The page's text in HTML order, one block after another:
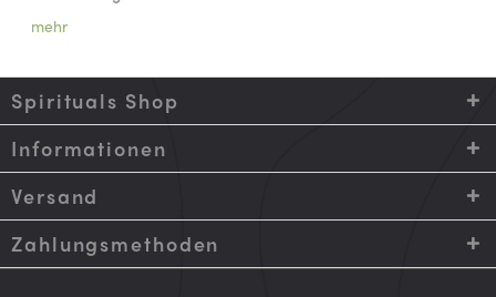
mehr
Spirituals Shop
Informationen
Versand
Zahlungsmethoden